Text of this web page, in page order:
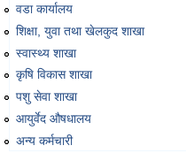
वडा कार्यालय
शिक्षा, युवा तथा खेलकुद शाखा
स्वास्थ्य शाखा
कृषि विकास शाखा
पशु सेवा शाखा
आयुर्वेद औषधालय
अन्य कर्मचारी